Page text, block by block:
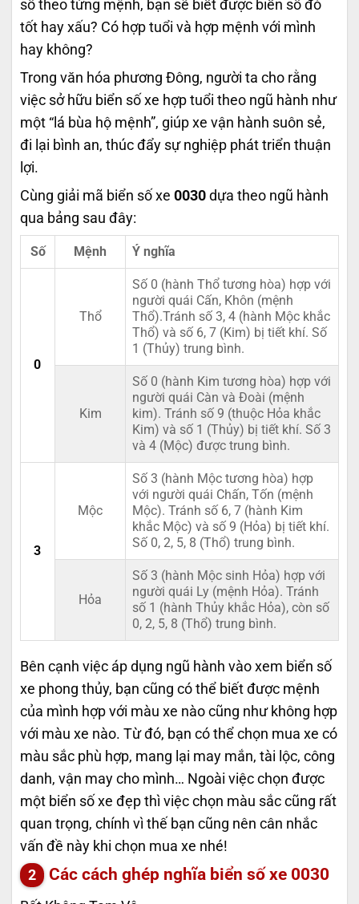
số theo từng mệnh, bạn sẽ biết được biển số đó
tốt hay xấu? Có hợp tuổi và hợp mệnh với mình
hay không?
Trong văn hóa phương Đông, người ta cho rằng
việc sở hữu biển số xe hợp tuổi theo ngũ hành như
một “lá bùa hộ mệnh”, giúp xe vận hành suôn sẻ,
đi lại bình an, thúc đẩy sự nghiệp phát triển thuận
lợi.
Cùng giải mã biển số xe 0030 dựa theo ngũ hành
qua bảng sau đây:
Số Mệnh Ý nghĩa
0
Thổ
Số 0 (hành Thổ tương hòa) hợp với
người quái Cấn, Khôn (mệnh
Thổ).Tránh số 3, 4 (hành Mộc khắc
Thổ) và số 6, 7 (Kim) bị tiết khí. Số
1 (Thủy) trung bình.
Kim
Số 0 (hành Kim tương hòa) hợp với
người quái Càn và Đoài (mệnh
kim). Tránh số 9 (thuộc Hỏa khắc
Kim) và số 1 (Thủy) bị tiết khí. Số 3
và 4 (Mộc) được trung bình.
3
Mộc
Số 3 (hành Mộc tương hòa) hợp
với người quái Chấn, Tốn (mệnh
Mộc). Tránh số 6, 7 (hành Kim
khắc Mộc) và số 9 (Hỏa) bị tiết khí.
Số 0, 2, 5, 8 (Thổ) trung bình.
Hỏa
Số 3 (hành Mộc sinh Hỏa) hợp với
người quái Ly (mệnh Hỏa). Tránh
số 1 (hành Thủy khắc Hỏa), còn số
0, 2, 5, 8 (Thổ) trung bình.
Bên cạnh việc áp dụng ngũ hành vào xem biển số
xe phong thủy, bạn cũng có thể biết được mệnh
của mình hợp với màu xe nào cũng như không hợp
với màu xe nào. Từ đó, bạn có thể chọn mua xe có
màu sắc phù hợp, mang lại may mắn, tài lộc, công
danh, vận may cho mình… Ngoài việc chọn được
một biển số xe đẹp thì việc chọn màu sắc cũng rất
quan trọng, chính vì thế bạn cũng nên cân nhắc
vấn đề này khi chọn mua xe nhé!
Các cách ghép nghĩa biển số xe 0030